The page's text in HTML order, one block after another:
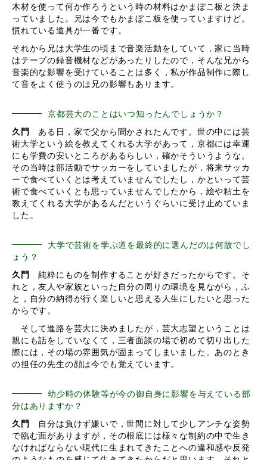
木材を使って何か作ろうという時の材料はかまぼこ板と決ま
っていました。兄は今でもかまぼこ板を使っていますけど。
慣れている道具が一番です。
それから兄は大学生の頃まで音楽活動をしていて，家に当時
はテープの録音機材などがあったりしたので，そんな兄から
音楽的な影響を受けていることは多く，私が作品制作に際し
て音をよく使うのは兄の影響もあります。
京都芸大のことはいつ知ったんでしょうか？
久門
ある日，家で父から聞かされたんです。世の中には芸
術大学という絵を教えてくれる大学があって，京都には幸運
にも学費の安いところがあるらしい，確かそういうような。
その当時は部活動でサッカーをしていましたが，将来サッカ
ーで食べていくとは考えていませんでしたし，かといって芸
術で食べていくとも思っていませんでしたから，絵や粘土を
教えてくれる大学があるんだというぐらいに受け止めていま
した。
大学で芸術を学ぶ道を最終的に選んだのは何故でし
ょう？
久門
純粋にものを制作することが好きだったからです。そ
れと，友人や家族といった自分の周りの環境を見ながら，ふ
と，自分の納得が行く楽しいと思える人生にしたいと思った
からです。
そして進路を芸大に決めましたが，芸大志望ということは
親にも話をしていなくて，三者面談の場で初めて切り出した
際には，その場の雰囲気が固まってしまいました。あのとき
の担任の先生の顔は今でも覚えています。
幼少時の体験等が今の御自身に影響を与えている部
分はありますか？
久門
自分は負けず嫌いで，世間に対して少しアンチな姿勢
で臨む面がありますが，その根底には様々な制約の中で生き
なければならない現代に生まれてきたことへの違和感や反発